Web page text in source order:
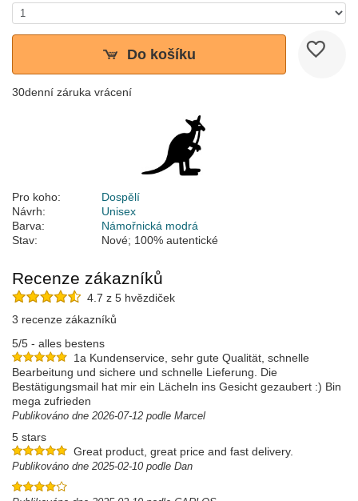
Do košíku
30denní záruka vrácení
Pro koho:
Dospělí
Návrh:
Unisex
Barva:
Námořnická modrá
Stav:
Nové; 100% autentické
Recenze zákazníků
4.7 z 5 hvězdiček
3 recenze zákazníků
5/5 - alles bestens
1a Kundenservice, sehr gute Qualität, schnelle
Bearbeitung und sichere und schnelle Lieferung. Die
Bestätigungsmail hat mir ein Lächeln ins Gesicht gezaubert :) Bin
mega zufrieden
Publikováno dne 2026-07-12 podle Marcel
5 stars
Great product, great price and fast delivery.
Publikováno dne 2025-02-10 podle Dan